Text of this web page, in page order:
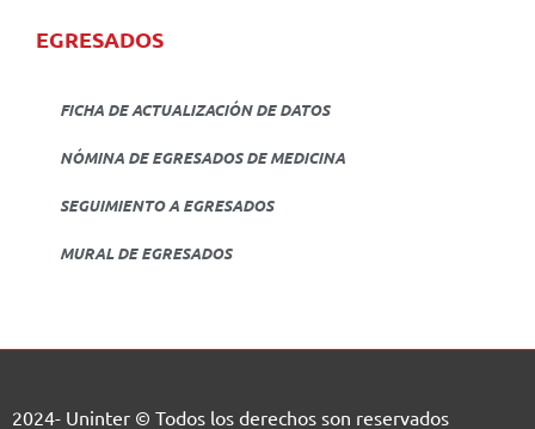
EGRESADOS
FICHA DE ACTUALIZACIÓN DE DATOS
NÓMINA DE EGRESADOS DE MEDICINA
SEGUIMIENTO A EGRESADOS
MURAL DE EGRESADOS
2024- Uninter © Todos los derechos son reservados